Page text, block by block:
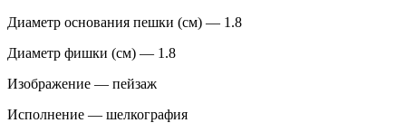
Диаметр основания пешки (см) — 1.8
Диаметр фишки (см) — 1.8
Изображение — пейзаж
Исполнение — шелкография